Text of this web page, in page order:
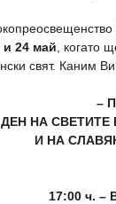
и 24 май, когато
свят. Каним
–
ДЕН НА СВЕТИТЕ
И НА
17:00 ч. –